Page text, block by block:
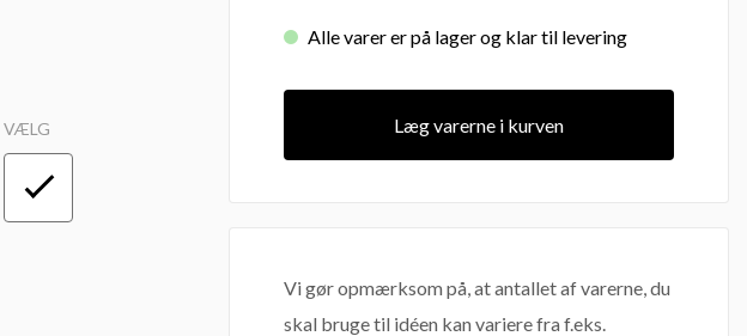
VÆLG
Alle varer er på lager og klar til levering
Læg varerne i kurven
Vi gør opmærksom på, at antallet af varerne, du
skal bruge til idéen kan variere fra f.eks.